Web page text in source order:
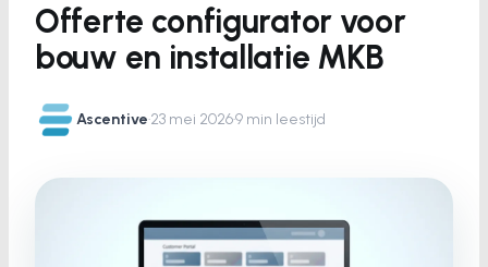
Offerte configurator voor
bouw en installatie MKB
Ascentive·23 mei 2026·9 min leestijd